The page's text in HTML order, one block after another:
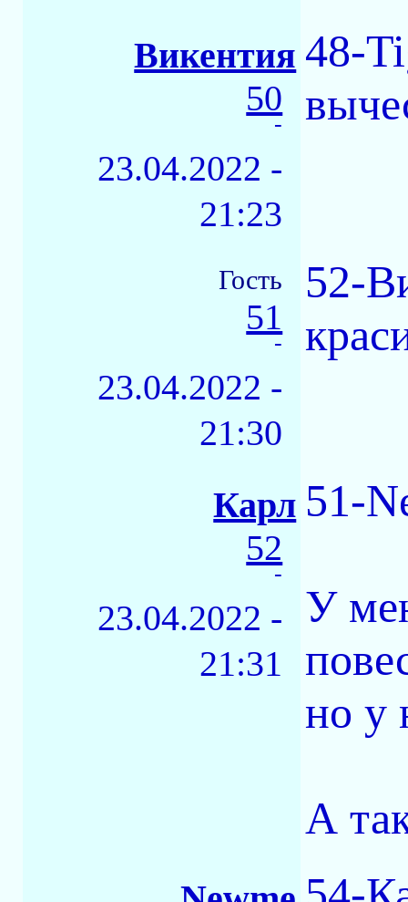
Викентия
50
-
23.04.2022 -
21:23
48-
Гость
51
-
23.04.2022 -
21:30
52-
Карл
52
-
23.04.2022 -
21:31
51-
У
но у
А